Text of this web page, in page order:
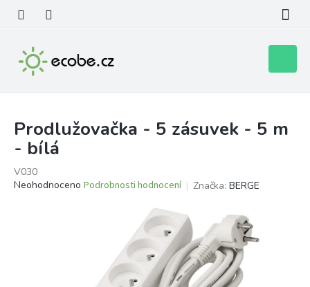
obsah
košík
Prodlužovačka - 5 zásuvek - 5 m
- bílá
V030
Průměrné
Neohodnoceno Podrobnosti hodnocení Značka: BERGE